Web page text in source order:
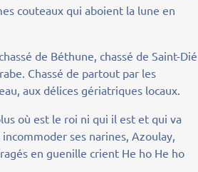
couteaux qui aboient la lune en
de Béthune, chassé de Saint-Dié
Chassé de partout par les
aux délices gériatriques locaux.
où est le roi ni qui il est et qui va
ses narines, Azoulay,
en guenille crient He ho He ho